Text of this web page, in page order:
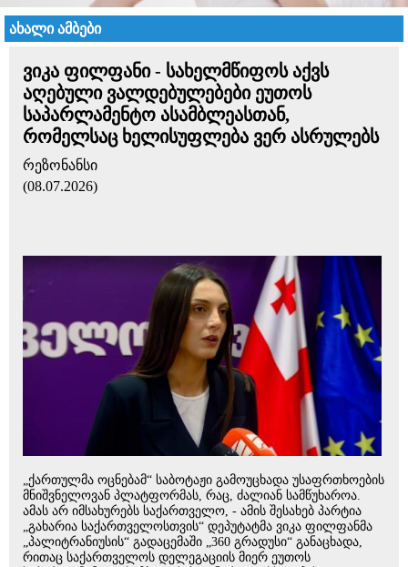
ახალი ამბები
ვიკა ფილფანი - სახელმწიფოს აქვს
აღებული ვალდებულებები ეუთოს
საპარლამენტო ასამბლეასთან,
რომელსაც ხელისუფლება ვერ ასრულებს
რეზონანსი
(08.07.2026)
„ქართულმა ოცნებამ“ საბოტაჟი გამოუცხადა უსაფრთხოების
მნიშვნელოვან პლატფორმას, რაც, ძალიან სამწუხაროა.
ამას არ იმსახურებს საქართველო, - ამის შესახებ პარტია
„გახარია საქართველოსთვის“ დეპუტატმა ვიკა ფილფანმა
„პალიტრანიუსის“ გადაცემაში „360 გრადუსი“ განაცხადა,
რითაც საქართველოს დელეგაციის მიერ ეუთოს